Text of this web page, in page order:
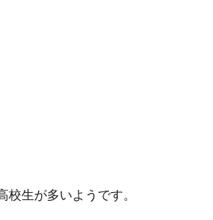
生が多いようです。